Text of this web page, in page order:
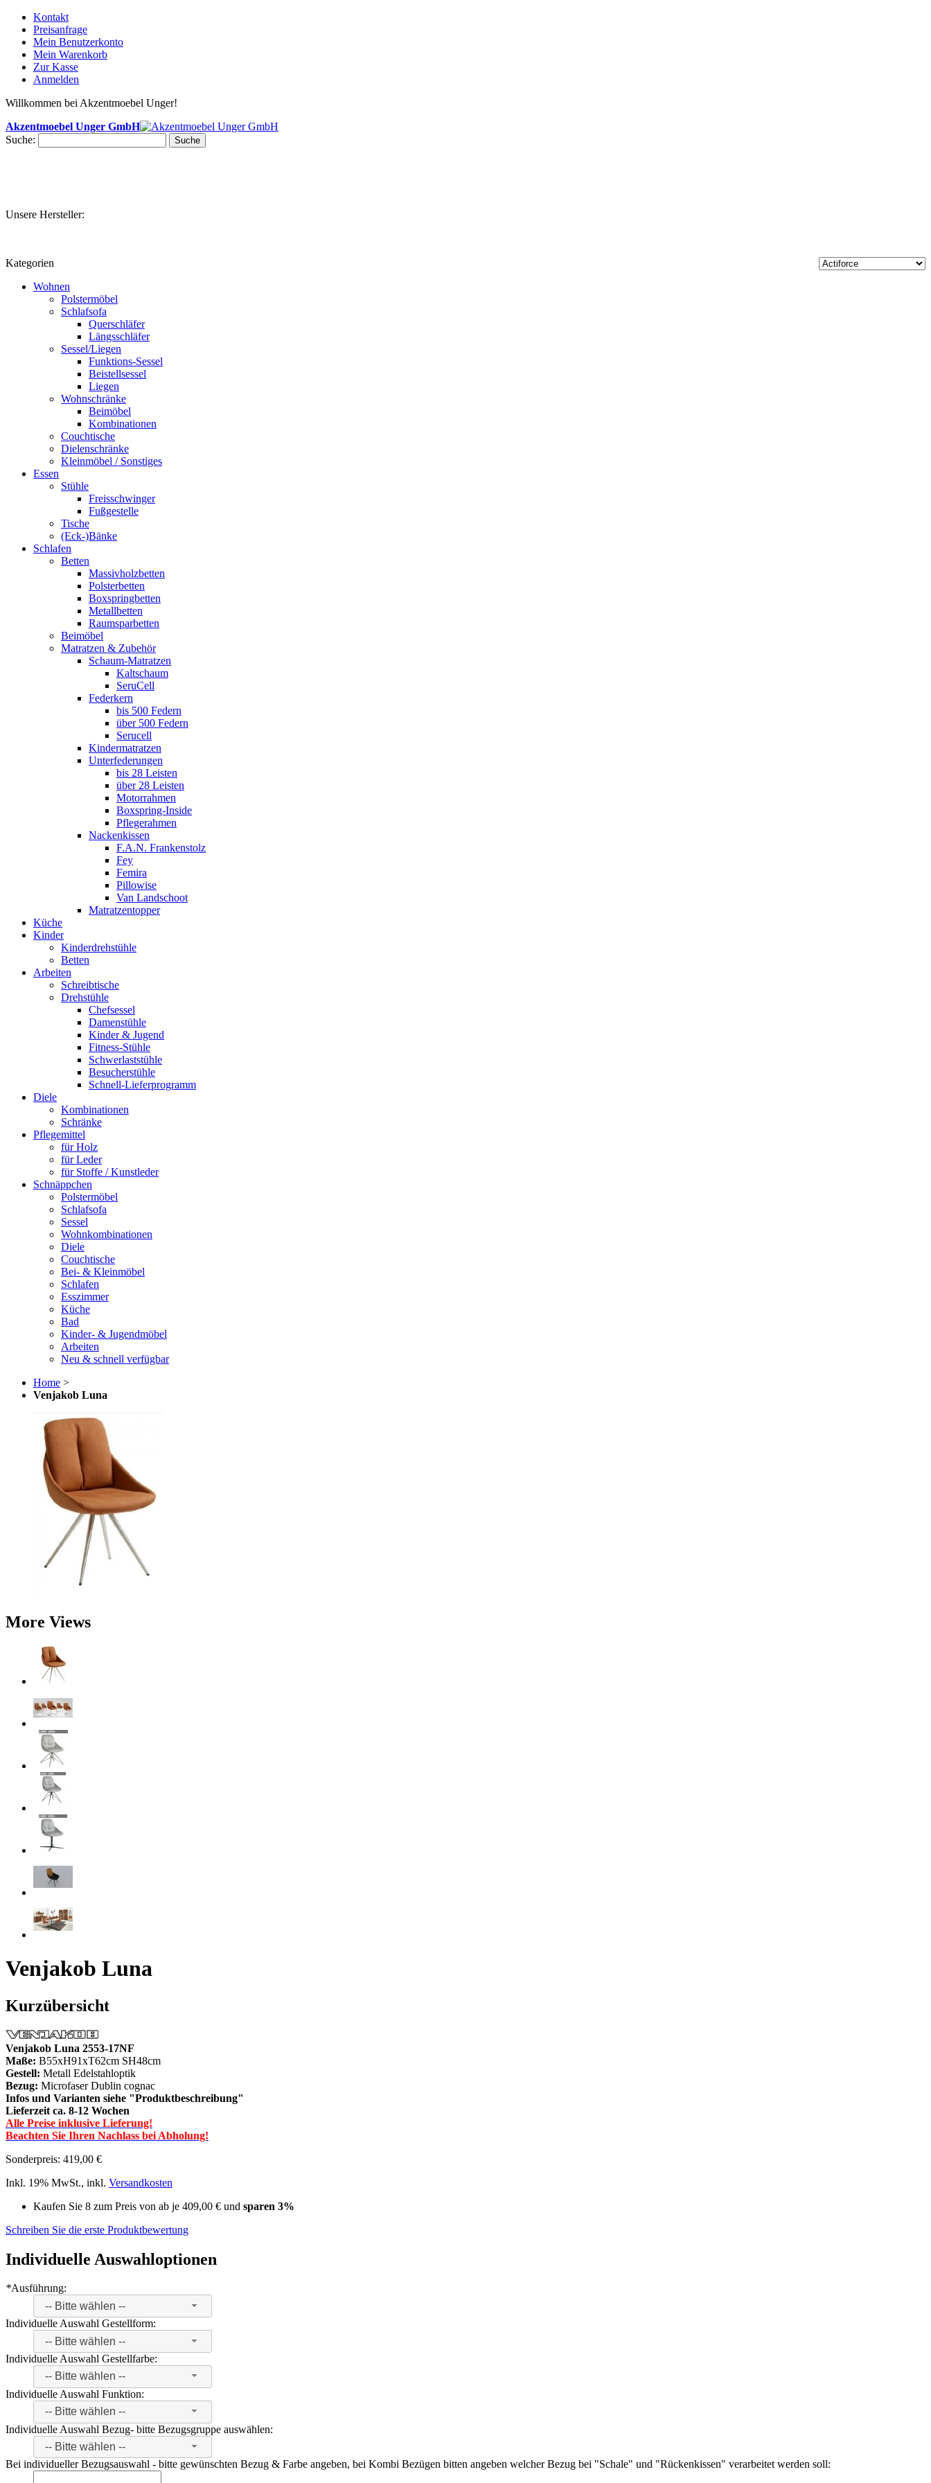
Kontakt
Preisanfrage
Mein Benutzerkonto
Mein Warenkorb
Zur Kasse
Anmelden
Willkommen bei Akzentmoebel Unger!
Akzentmoebel Unger GmbH
Suche:
Suche
Unsere Hersteller:
Kategorien
Wohnen
Polstermöbel
Schlafsofa
Querschläfer
Längsschläfer
Sessel/Liegen
Funktions-Sessel
Beistellsessel
Liegen
Wohnschränke
Beimöbel
Kombinationen
Couchtische
Dielenschränke
Kleinmöbel / Sonstiges
Essen
Stühle
Freisschwinger
Fußgestelle
Tische
(Eck-)Bänke
Schlafen
Betten
Massivholzbetten
Polsterbetten
Boxspringbetten
Metallbetten
Raumsparbetten
Beimöbel
Matratzen & Zubehör
Schaum-Matratzen
Kaltschaum
SeruCell
Federkern
bis 500 Federn
über 500 Federn
Serucell
Kindermatratzen
Unterfederungen
bis 28 Leisten
über 28 Leisten
Motorrahmen
Boxspring-Inside
Pflegerahmen
Nackenkissen
F.A.N. Frankenstolz
Fey
Femira
Pillowise
Van Landschoot
Matratzentopper
Küche
Kinder
Kinderdrehstühle
Betten
Arbeiten
Schreibtische
Drehstühle
Chefsessel
Damenstühle
Kinder & Jugend
Fitness-Stühle
Schwerlaststühle
Besucherstühle
Schnell-Lieferprogramm
Diele
Kombinationen
Schränke
Pflegemittel
für Holz
für Leder
für Stoffe / Kunstleder
Schnäppchen
Polstermöbel
Schlafsofa
Sessel
Wohnkombinationen
Diele
Couchtische
Bei- & Kleinmöbel
Schlafen
Esszimmer
Küche
Bad
Kinder- & Jugendmöbel
Arbeiten
Neu & schnell verfügbar
Home >
Venjakob Luna
More Views
Venjakob Luna
Kurzübersicht
Venjakob Luna 2553-17NF
Maße: B55xH91xT62cm SH48cm
Gestell: Metall Edelstahloptik
Bezug: Microfaser Dublin cognac
Infos und Varianten siehe "Produktbeschreibung"
Lieferzeit ca. 8-12 Wochen
Alle Preise inklusive Lieferung!
Beachten Sie Ihren Nachlass bei Abholung!
Sonderpreis: 419,00 €
Inkl. 19% MwSt., inkl. Versandkosten
Kaufen Sie 8 zum Preis von ab je 409,00 € und sparen 3%
Schreiben Sie die erste Produktbewertung
Individuelle Auswahloptionen
*Ausführung:
-- Bitte wählen --
Individuelle Auswahl Gestellform:
-- Bitte wählen --
Individuelle Auswahl Gestellfarbe:
-- Bitte wählen --
Individuelle Auswahl Funktion:
-- Bitte wählen --
Individuelle Auswahl Bezug- bitte Bezugsgruppe auswählen:
-- Bitte wählen --
Bei individueller Bezugsauswahl - bitte gewünschten Bezug & Farbe angeben, bei Kombi Bezügen bitten angeben welcher Bezug bei "Schale" und "Rückenkissen" verarbeitet werden soll: